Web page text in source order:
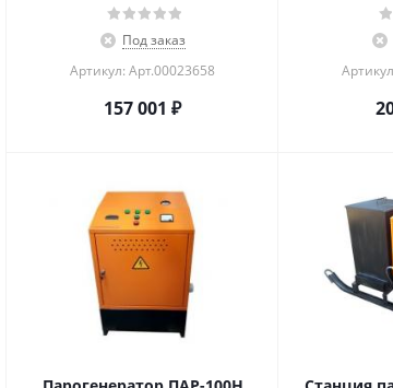
Под заказ
Артикул: Арт.00023658
157 001 ₽